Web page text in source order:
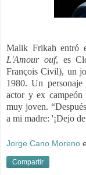
Malik Frikah entró
L'Amour ouf, es
François Civil), un
1980. Un
actor y ex campeón
muy joven.
a mi madre: '¡Dejo
Jorge Cano Moreno
Compartir